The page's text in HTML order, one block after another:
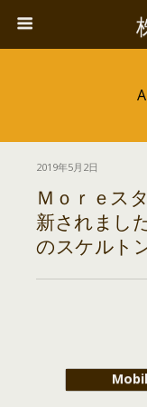
2019年5月2日
Ｍｏｒｅス
新されまし
のスケルト